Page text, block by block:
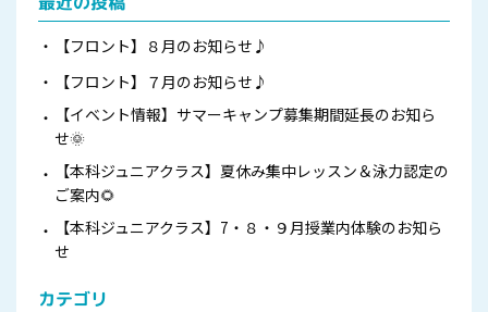
【フロント】８月のお知らせ♪
【フロント】７月のお知らせ♪
【イベント情報】サマーキャンプ募集期間延長のお知ら
せ🌞
【本科ジュニアクラス】夏休み集中レッスン＆泳力認定の
ご案内🌻
【本科ジュニアクラス】7・８・９月授業内体験のお知ら
せ
カテゴリ